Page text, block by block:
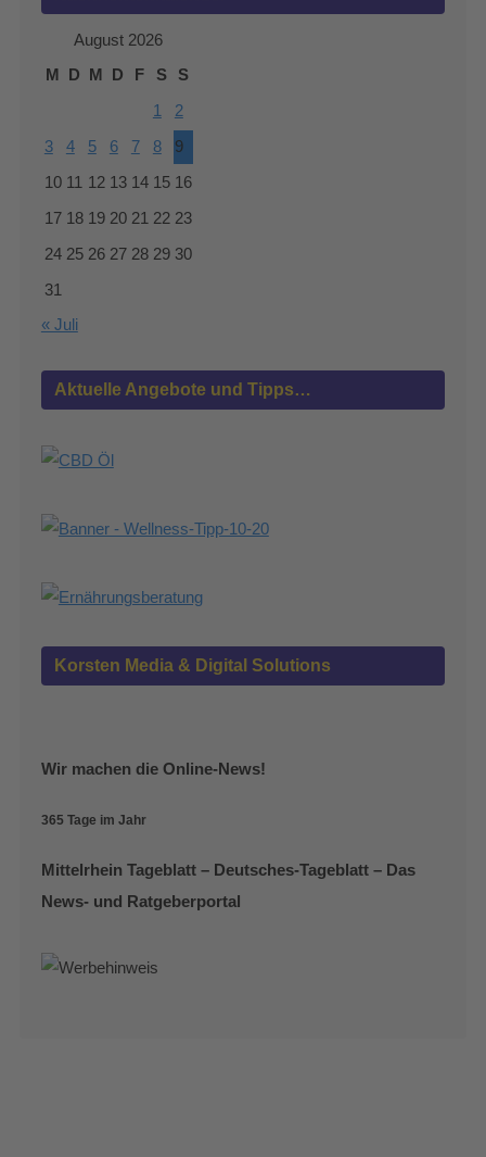
August 2026
M
D M D F S S
1 2
3 4 5 6 7 8 9
10 11 12 13 14 15 16
17 18 19 20 21 22 23
24 25 26 27 28 29 30
31
« Juli
Aktuelle Angebote und Tipps…
Korsten Media & Digital Solutions
Wir machen die Online-News!
365 Tage im Jahr
Mittelrhein Tageblatt – Deutsches-Tageblatt – Das
News- und Ratgeberportal